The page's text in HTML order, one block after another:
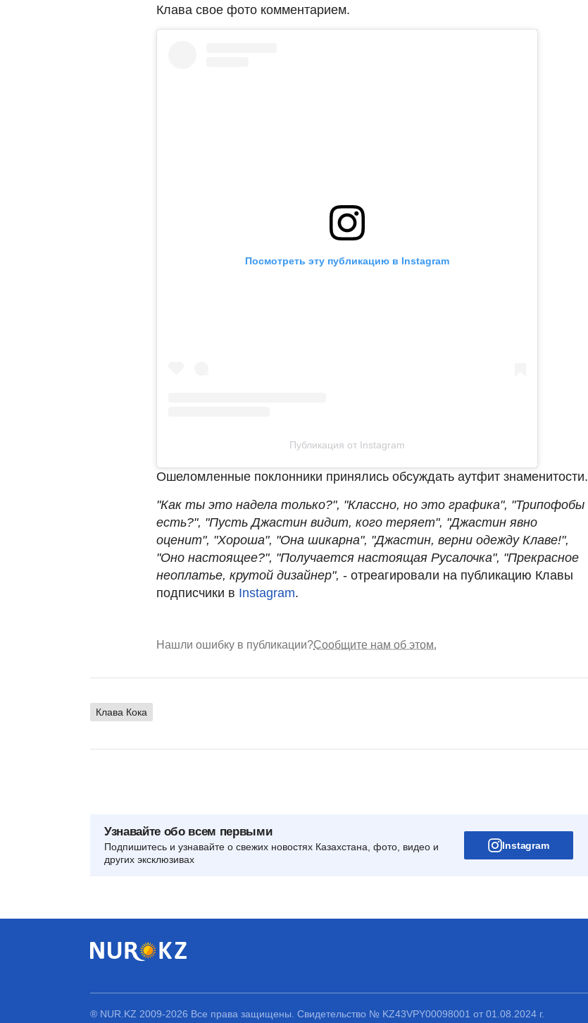
Клава свое фото комментарием.
Посмотреть эту публикацию в Instagram
Публикация от Instagram
Ошеломленные поклонники принялись обсуждать аутфит знаменитости.
"Как ты это надела только?", "Классно, но это графика", "Трипофобы
есть?", "Пусть Джастин видит, кого теряет", "Джастин явно
оценит", "Хороша", "Она шикарна", "Джастин, верни одежду Клаве!",
"Оно настоящее?", "Получается настоящая Русалочка", "Прекрасное
неоплатье, крутой дизайнер", - отреагировали на публикацию Клавы
подписчики в Instagram.
Нашли ошибку в публикации?Сообщите нам об этом.
Клава Кока
Узнавайте обо всем первыми
Подпишитесь и узнавайте о свежих новостях Казахстана, фото, видео и
других эксклюзивах
Instagram
® NUR.KZ 2009-2026 Все права защищены. Свидетельство № KZ43VPY00098001 от 01.08.2024 г.